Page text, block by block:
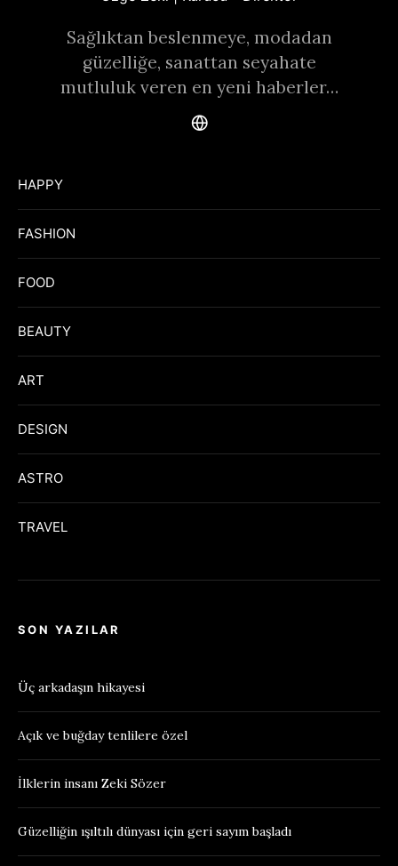
Sağlıktan beslenmeye, modadan
güzelliğe, sanattan seyahate
mutluluk veren en yeni haberler…
HAPPY
FASHION
FOOD
BEAUTY
ART
DESIGN
ASTRO
TRAVEL
SON YAZILAR
Üç arkadaşın hikayesi
Açık ve buğday tenlilere özel
İlklerin insanı Zeki Sözer
Güzelliğin ışıltılı dünyası için geri sayım başladı